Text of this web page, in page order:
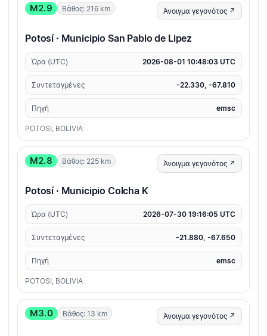
M2.9 Βάθος: 216 km Άνοιγμα γεγονότος ↗
Potosí · Municipio San Pablo de Lipez
Ώρα (UTC) 2026-08-01 10:48:03 UTC
Συντεταγμένες -22.330, -67.810
Πηγή emsc
POTOSI, BOLIVIA
M2.8 Βάθος: 225 km Άνοιγμα γεγονότος ↗
Potosí · Municipio Colcha K
Ώρα (UTC) 2026-07-30 19:16:05 UTC
Συντεταγμένες -21.880, -67.650
Πηγή emsc
POTOSI, BOLIVIA
M3.0 Βάθος: 13 km Άνοιγμα γεγονότος ↗